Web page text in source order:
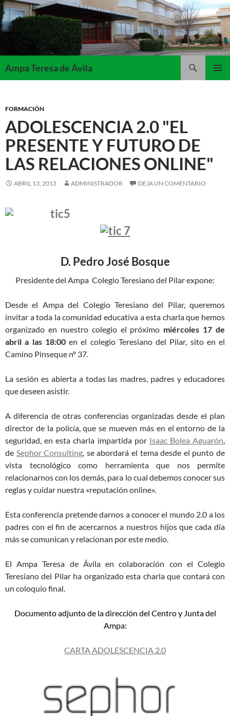
Saltar
al
contenido
Ampa Teresa de Ávila
FORMACIÓN
ADOLESCENCIA 2.0 "EL
PRESENTE Y FUTURO DE
LAS RELACIONES ONLINE"
ABRIL 13, 2013 ADMINISTRADOR DEJA UN COMENTARIO
D. Pedro José Bosque
Presidente del Ampa Colegio Teresiano del Pilar expone:
Desde el Ampa del Colegio Teresiano del Pilar, queremos
invitar a toda la comunidad educativa a esta charla que hemos
organizado en nuestro colegio el próximo miércoles 17 de
abril a las 18:00en el colegio Teresiano del Pilar, sito en el
Camino Pinseque nº 37.
La sesión es abierta a todas las madres, padres y educadores
que deseen asistir.
A diferencia de otras conferencias organizadas desde el plan
director de la policía, que se mueven más en el entorno de la
seguridad, en esta charla impartida por Isaac Bolea Aguarón,
de Sephor Consulting, se abordará el tema desde el punto de
vista tecnológico como herramienta que nos permite
relacionarnos con los demás, para lo cual debemos conocer sus
reglas y cuidar nuestra «reputación online».
Esta conferencia pretende darnos a conocer el mundo 2.0 a los
padres con el fin de acercarnos a nuestros hijos que cada día
más se comunican y relacionan por este medio.
El Ampa Teresa de Ávila en colaboración con el Colegio
Teresiano del Pilar ha organizado esta charla que contará con
un coloquio final.
Documento adjunto de la dirección del Centro y Junta del
Ampa:
CARTA ADOLESCENCIA 2.0